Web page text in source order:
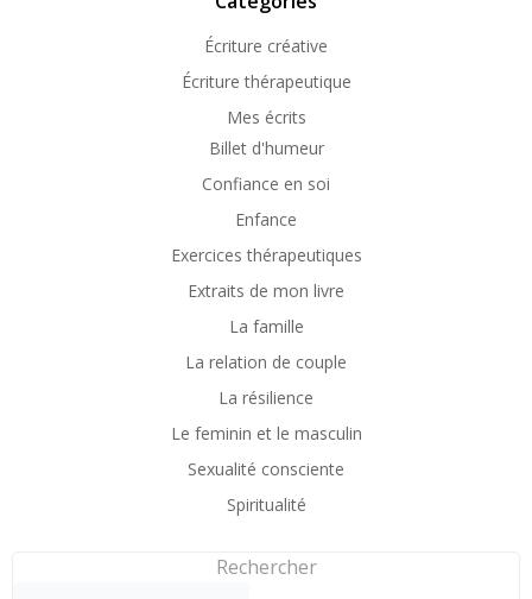
Écriture créative
Écriture thérapeutique
Mes écrits
Billet d'humeur
Confiance en soi
Enfance
Exercices thérapeutiques
Extraits de mon livre
La famille
La relation de couple
La résilience
Le feminin et le masculin
Sexualité consciente
Spiritualité
Rechercher